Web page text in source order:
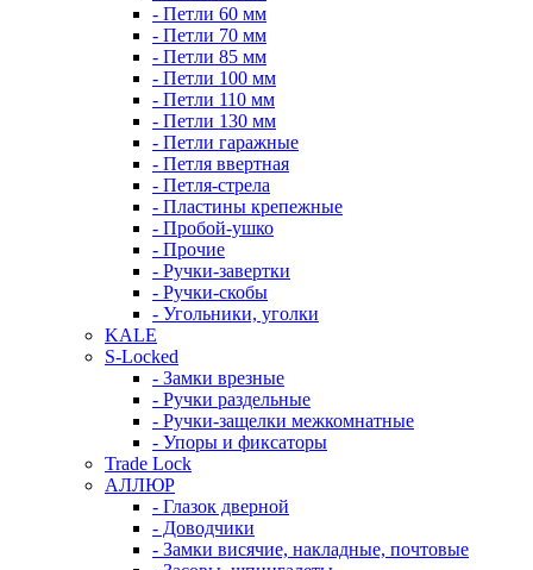
- Петли 60 мм
- Петли 70 мм
- Петли 85 мм
- Петли 100 мм
- Петли 110 мм
- Петли 130 мм
- Петли гаражные
- Петля ввертная
- Петля-стрела
- Пластины крепежные
- Пробой-ушко
- Прочие
- Ручки-завертки
- Ручки-скобы
- Угольники, уголки
KALE
S-Locked
- Замки врезные
- Ручки раздельные
- Ручки-защелки межкомнатные
- Упоры и фиксаторы
Trade Lock
АЛЛЮР
- Глазок дверной
- Доводчики
- Замки висячие, накладные, почтовые